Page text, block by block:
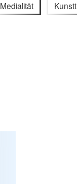
Medialität